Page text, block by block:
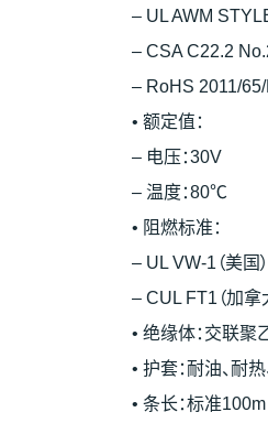
– UL AWM
– CSA C22.2
– RoHS 2011/65/
• 额定值：
– 电压：30V
– 温度：80℃
• 阻燃标准：
– UL VW-1（美国）
– CUL FT1（加拿
• 绝缘体：交联聚
• 护套：耐油、耐热
• 条长：标准100m